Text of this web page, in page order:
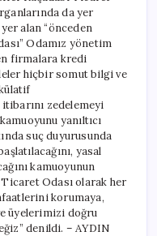
da yer
yer alan “önceden
Odamız yönetim
firmalara kredi
hiçbir somut bilgi ve
zedelemeyi
yanıltıcı
suç duyurusunda
yasal
kamuoyunun
Odası olarak her
korumaya,
üyelerimizi doğru
denildi. – AYDIN